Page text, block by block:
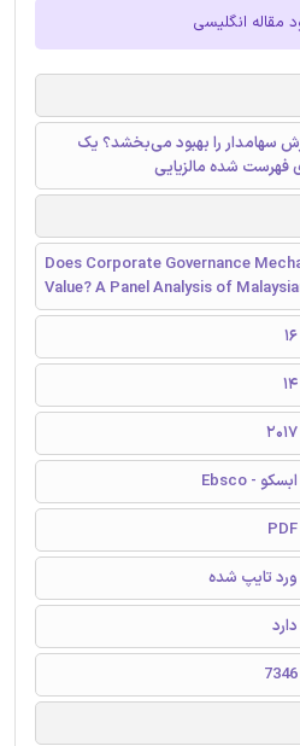
مقاله انگلیسی
سهامدار را بهبود می‌بخشد؟ یک
فهرست شده‌ مالزیایی
Does Corporate Governance
Value? A Panel Analysis of
16
14
2017
ابسکو - Ebsco
PDF
ورد تایپ شده
دارد
7346